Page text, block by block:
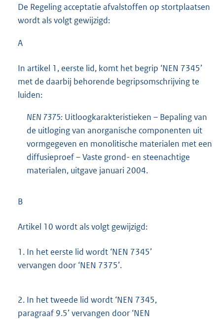
De Regeling acceptatie afvalstoffen op stortplaatsen
wordt als volgt gewijzigd:
A
In artikel 1, eerste lid, komt het begrip ‘NEN 7345’
met de daarbij behorende begripsomschrijving te
luiden:
NEN 7375: Uitloogkarakteristieken – Bepaling van
de uitloging van anorganische componenten uit
vormgegeven en monolitische materialen met een
diffusieproef – Vaste grond- en steenachtige
materialen, uitgave januari 2004.
B
Artikel 10 wordt als volgt gewijzigd:
1. In het eerste lid wordt ‘NEN 7345’
vervangen door ‘NEN 7375’.
2. In het tweede lid wordt ‘NEN 7345,
paragraaf 9.5’ vervangen door ‘NEN